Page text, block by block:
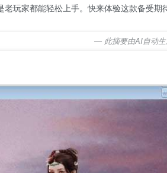
玩家都能轻松上手。快来体验这款备受期
— 此摘要由AI自动